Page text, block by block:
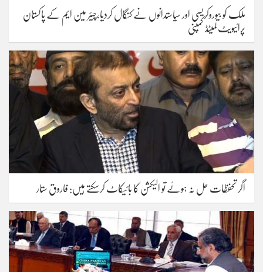
ملک کو بیوروکریسی اور سیاستدانوں نے کنگال کردیا،چیئر مین ایم کے پاکستان
پرائیویٹ لمیٹڈ کمپنی
اگر تحفظات حل نہ ہوئے تو الیکشن کا بائیکاٹ کرسکتے ہیں: فاروق ستار